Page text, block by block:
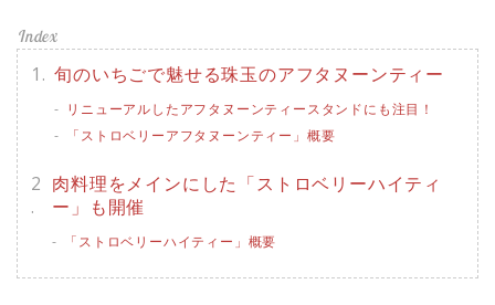
旬のいちごで魅せる珠玉のアフタヌーンティー
リニューアルしたアフタヌーンティースタンドにも注目！
「ストロベリーアフタヌーンティー」概要
肉料理をメインにした「ストロベリーハイティ
ー」も開催
「ストロベリーハイティー」概要